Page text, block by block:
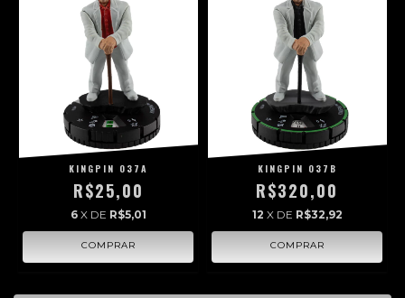
KINGPIN 037A
R$25,00
6 X DE R$5,01
KINGPIN 037B
R$320,00
12 X DE R$32,92